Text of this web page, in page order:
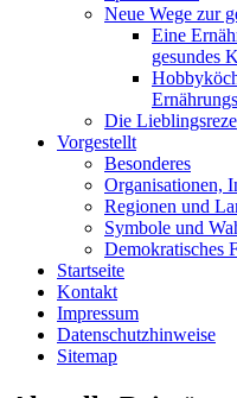
Neue Wege zur
Eine
gesundes
Die
Vorgestellt
Besonderes
Organisationen,
Regionen und
Symbole und
Demokratisches
Startseite
Kontakt
Impressum
Datenschutzhinweise
Sitemap